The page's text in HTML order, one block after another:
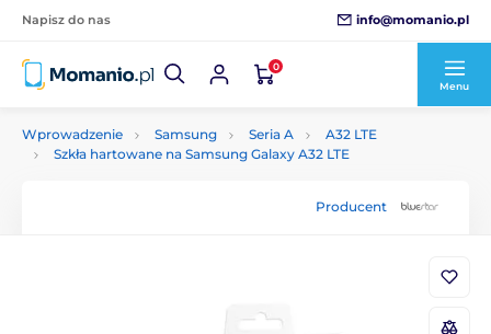
Napisz do nas info@momanio.pl
0
Menu
Wprowadzenie Samsung Seria A
A32 LTE
Szkła hartowane na Samsung Galaxy A32 LTE
Producent